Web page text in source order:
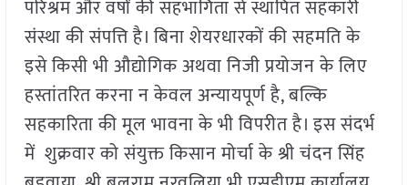
परिश्रम और वर्षों की सहभागिता से स्थापित सहकारी
संस्था की संपत्ति है। बिना शेयरधारकों की सहमति के
इसे किसी भी औद्योगिक अथवा निजी प्रयोजन के लिए
हस्तांतरित करना न केवल अन्यायपूर्ण है, बल्कि
सहकारिता की मूल भावना के भी विपरीत है। इस संदर्भ
में शुक्रवार को संयुक्त किसान मोर्चा के श्री चंदन सिंह